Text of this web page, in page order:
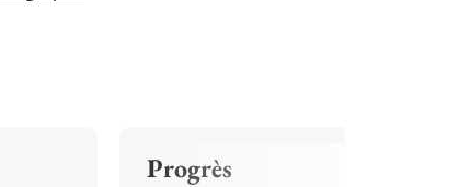
Progrès